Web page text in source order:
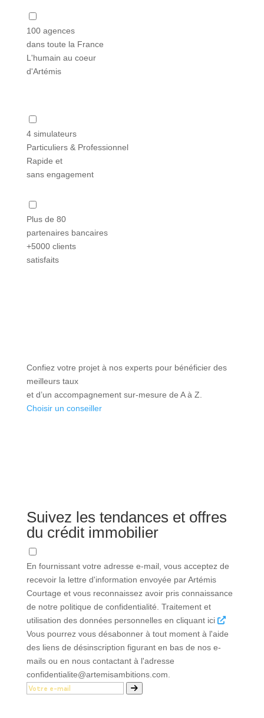
100 agences
dans toute la France
L'humain au coeur
d'Artémis
4 simulateurs
Particuliers & Professionnel
Rapide et
sans engagement
Plus de 80
partenaires bancaires
+5000 clients
satisfaits
Confiez votre projet à nos experts pour bénéficier des
meilleurs taux
et d’un accompagnement sur-mesure de A à Z.
Choisir un conseiller
Suivez les tendances et offres
du crédit immobilier
En fournissant votre adresse e-mail, vous acceptez de
recevoir la lettre d'information envoyée par Artémis
Courtage et vous reconnaissez avoir pris connaissance
de notre politique de confidentialité. Traitement et
utilisation des données personnelles en cliquant ici
Vous pourrez vous désabonner à tout moment à l'aide
des liens de désinscription figurant en bas de nos e-
mails ou en nous contactant à l'adresse
confidentialite@artemisambitions.com.